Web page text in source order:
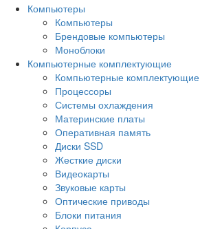
Компьютеры
Компьютеры
Брендовые компьютеры
Моноблоки
Компьютерные комплектующие
Компьютерные комплектующие
Процессоры
Системы охлаждения
Материнские платы
Оперативная память
Диски SSD
Жесткие диски
Видеокарты
Звуковые карты
Оптические приводы
Блоки питания